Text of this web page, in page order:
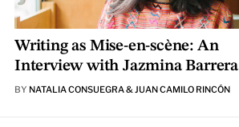
Writing as Mise-en-scène: An
Interview with Jazmina Barrera
BY NATALIA CONSUEGRA & JUAN CAMILO RINCÓN